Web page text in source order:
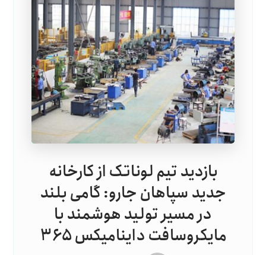
بازدید تیم لوناتک از کارخانه
جدید سپاهان جارو: گامی بلند
در مسیر تولید هوشمند با
مایکروسافت داینامیکس ۳۶۵